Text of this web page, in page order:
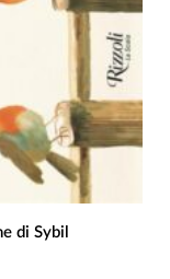
di Sybil